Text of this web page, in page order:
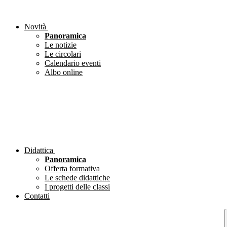
Novità
Panoramica
Le notizie
Le circolari
Calendario eventi
Albo online
Didattica
Panoramica
Offerta formativa
Le schede didattiche
I progetti delle classi
Contatti